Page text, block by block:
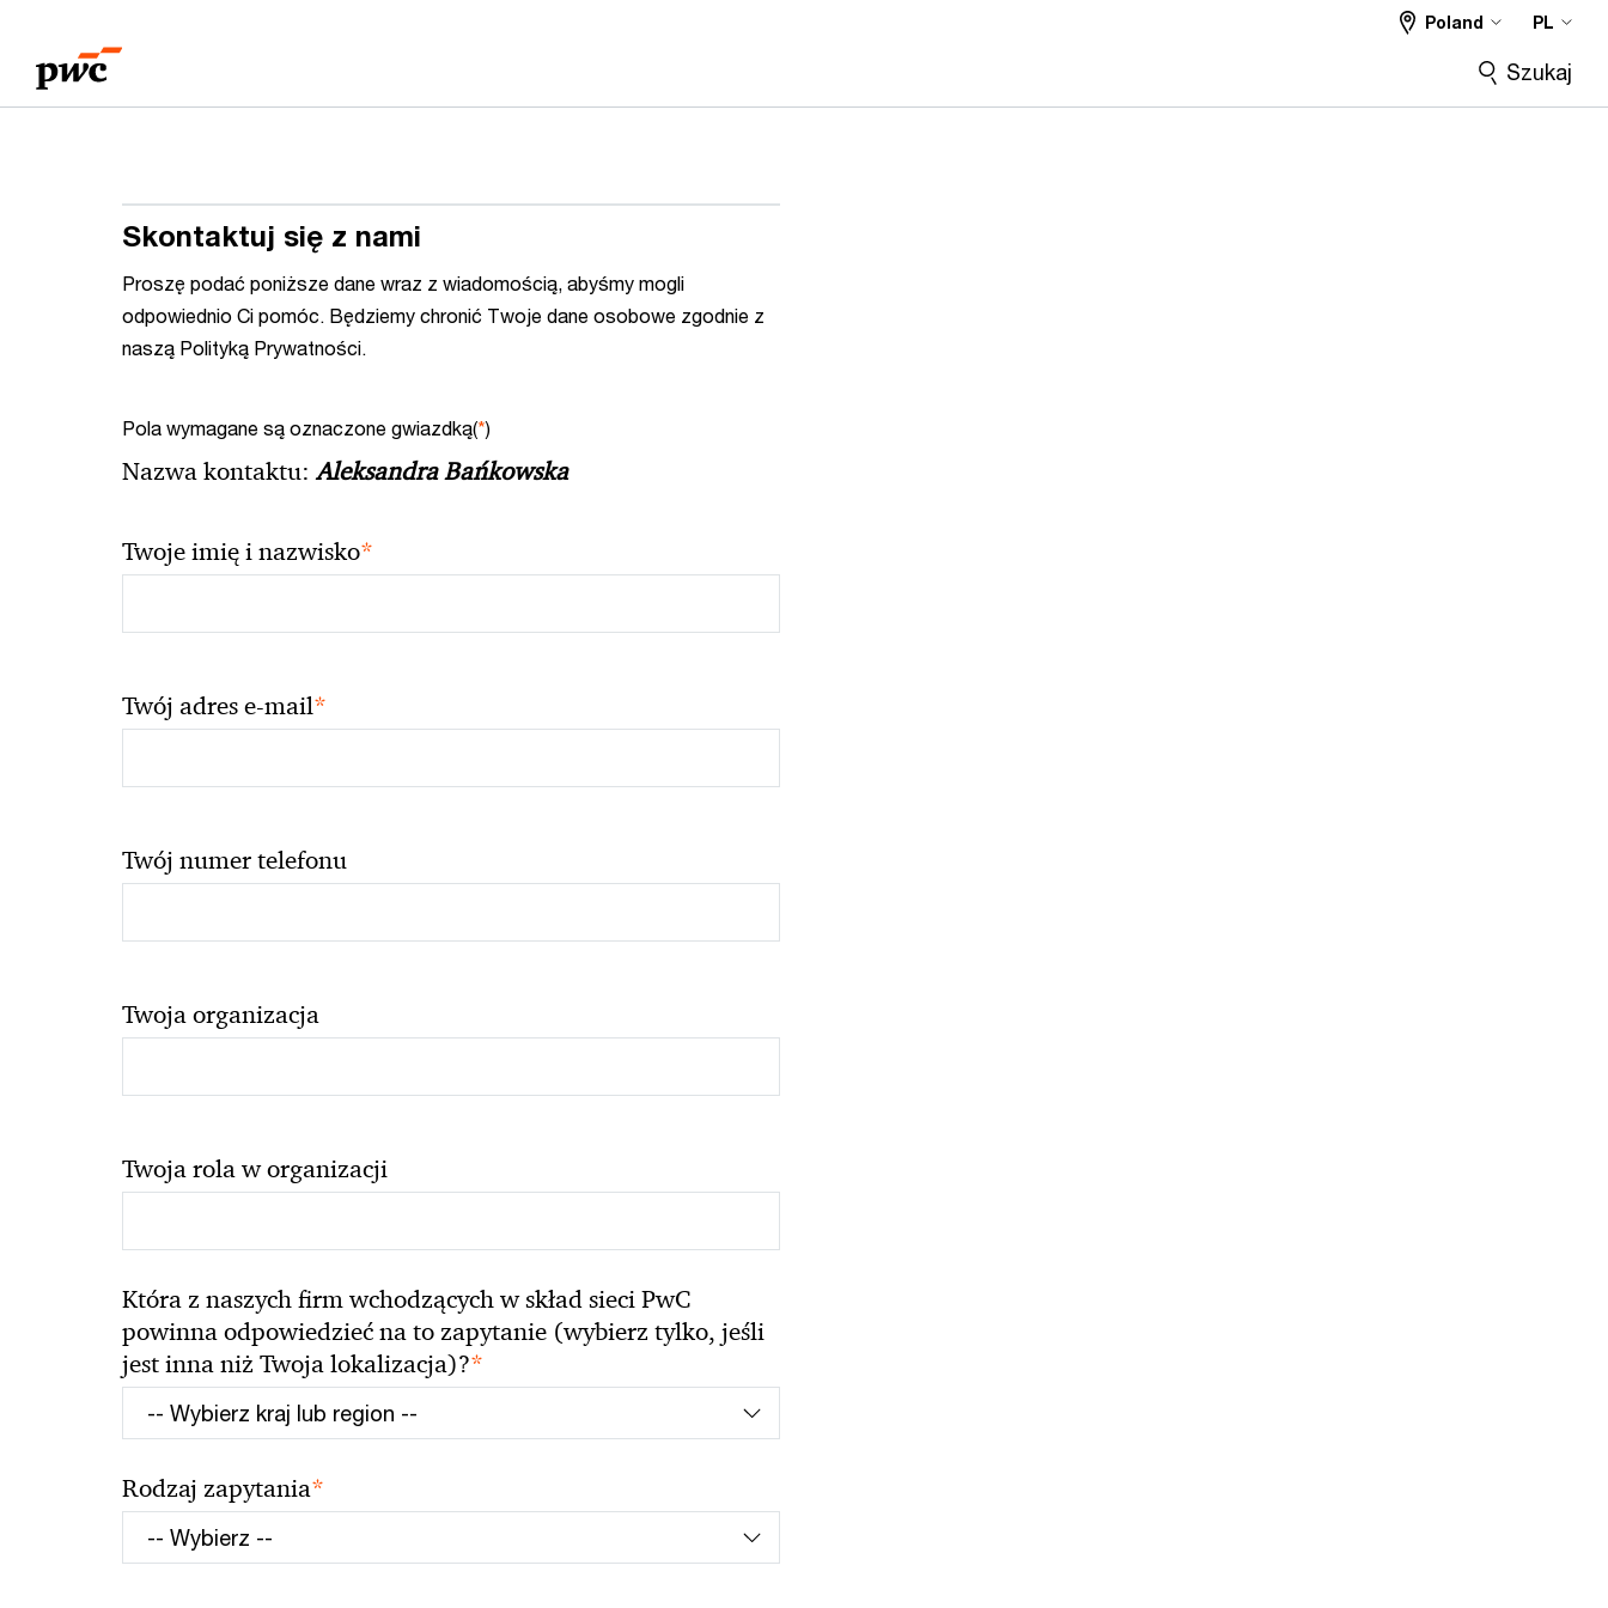
treści
stopki
Poland PL
Szukaj
Skontaktuj się z nami
Proszę podać poniższe dane wraz z wiadomością, abyśmy mogli
odpowiednio Ci pomóc. Będziemy chronić Twoje dane osobowe zgodnie z
naszą Polityką Prywatności.
Pola wymagane są oznaczone gwiazdką(*)
Nazwa kontaktu:Aleksandra Bańkowska
Twoje imię i nazwisko*
Twój adres e-mail*
Twój numer telefonu
Twoja organizacja
Twoja rola w organizacji
Która z naszych firm wchodzących w skład sieci PwC
powinna odpowiedzieć na to zapytanie (wybierz tylko, jeśli
jest inna niż Twoja lokalizacja)?*
Rodzaj zapytania*